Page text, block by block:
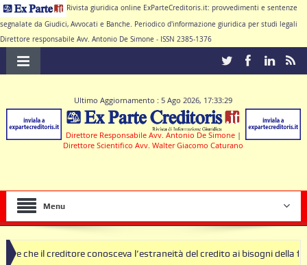
Rivista giuridica online ExParteCreditoris.it: provvedimenti e sentenze
segnalate da Giudici, Avvocati e Banche. Periodico d'informazione giuridica per studi legali
Direttore responsabile Avv. Antonio De Simone - ISSN 2385-1376
Ultimo Aggiornamento : 5 Ago 2026, 17:33:29
Direttore Responsabile Avv. Antonio De Simone |
Direttore Scientifico Avv. Walter Giacomo Caturano
Menu
conosceva l’estraneità del credito ai bisogni della famiglia